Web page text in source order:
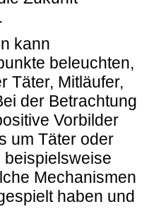
kann
beleuchten,
Täter, Mitläufer,
der Betrachtung
Vorbilder
um Täter oder
beispielsweise
Mechanismen
haben und